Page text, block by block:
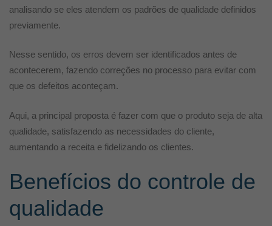
analisando se eles atendem os padrões de qualidade definidos
previamente.
Nesse sentido, os erros devem ser identificados antes de
acontecerem, fazendo correções no processo para evitar com
que os defeitos aconteçam.
Aqui, a principal proposta é fazer com que o produto seja de alta
qualidade, satisfazendo as necessidades do cliente,
aumentando a receita e fidelizando os clientes.
Benefícios do controle de
qualidade